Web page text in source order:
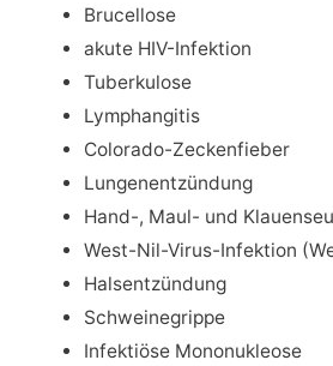
Brucellose
akute HIV-Infektion
Tuberkulose
Lymphangitis
Colorado-Zeckenfieber
Lungenentzündung
Hand-, Maul- und
West-Nil-Virus-Infektion
Halsentzündung
Schweinegrippe
Infektiöse Mononukleose